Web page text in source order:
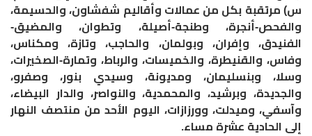
س) مرتقبة بكل من عمالات وأقاليم شفشاون، والحسيمة،
والفحص-أنجرة، وطنجة-أصيلة، وتطوان، والمضيق-
الفنيدق، وإفران، وبولمان، والحاجب، وتازة، ومكناس،
وفاس، والقنيطرة، والخميسات، والرباط، وتمارة-الصخيرات،
وسلا، وبنسليمان، ومديونة، وسيدي بنور، وصفرو،
والجديدة، وبرشيد، والمحمدية، والنواصر، والدار البيضاء،
وآسفي، وميدلت، وورزازات، اليوم الأحد من منتصف النهار
إلى الحادية عشرة مساء.